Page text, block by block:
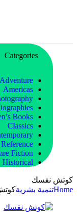
Categories
Americas
Books
Classics
Fiction
Historical
كوتش نفسك
Homeتنمية بشرية